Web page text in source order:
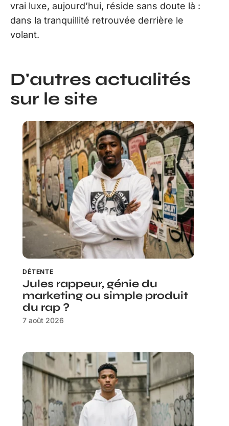
vrai luxe, aujourd’hui, réside sans doute là :
dans la tranquillité retrouvée derrière le
volant.
D'autres actualités
sur le site
DÉTENTE
Jules rappeur, génie du
marketing ou simple produit
du rap ?
7 août 2026